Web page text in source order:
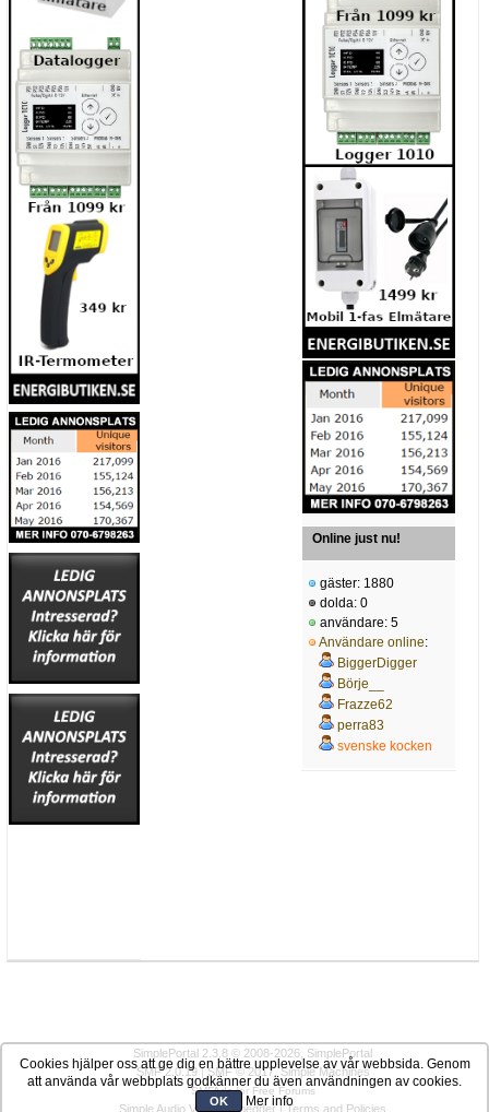
Online just nu!
gäster: 1880
dolda: 0
användare: 5
Användare online:
BiggerDigger
Börje__
Frazze62
perra83
svenske kocken
SimplePortal 2.3.8 © 2008-2026, SimplePortal
SMF 2.0.19|SMF © 2017,Simple Machines
SMFAdsfor Free Forums
Simple Audio Video Embedder|Terms and Policies
Cookies hjälper oss att ge dig en bättre upplevelse av vår webbsida. Genom
att använda vår webbplats godkänner du även användningen av cookies.
OK Mer info